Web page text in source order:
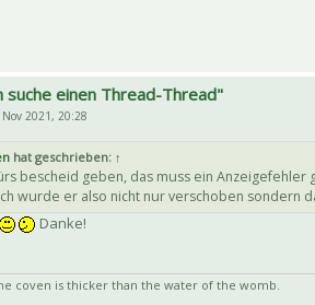
suche einen Thread-Thread"
2021, 20:28
hat geschrieben: ↑
bescheid geben, das muss ein
wurde er also nicht nur verschoben sondern
Danke!
coven is thicker than the water of the womb.